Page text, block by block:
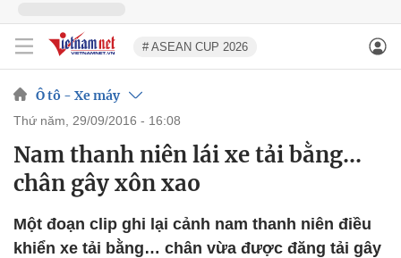
# ASEAN CUP 2026
Ô tô - Xe máy
thứ năm, 29/09/2016 - 16:08
Nam thanh niên lái xe tải bằng…
chân gây xôn xao
Một đoạn clip ghi lại cảnh nam thanh niên điều
khiển xe tải bằng… chân vừa được đăng tải gây